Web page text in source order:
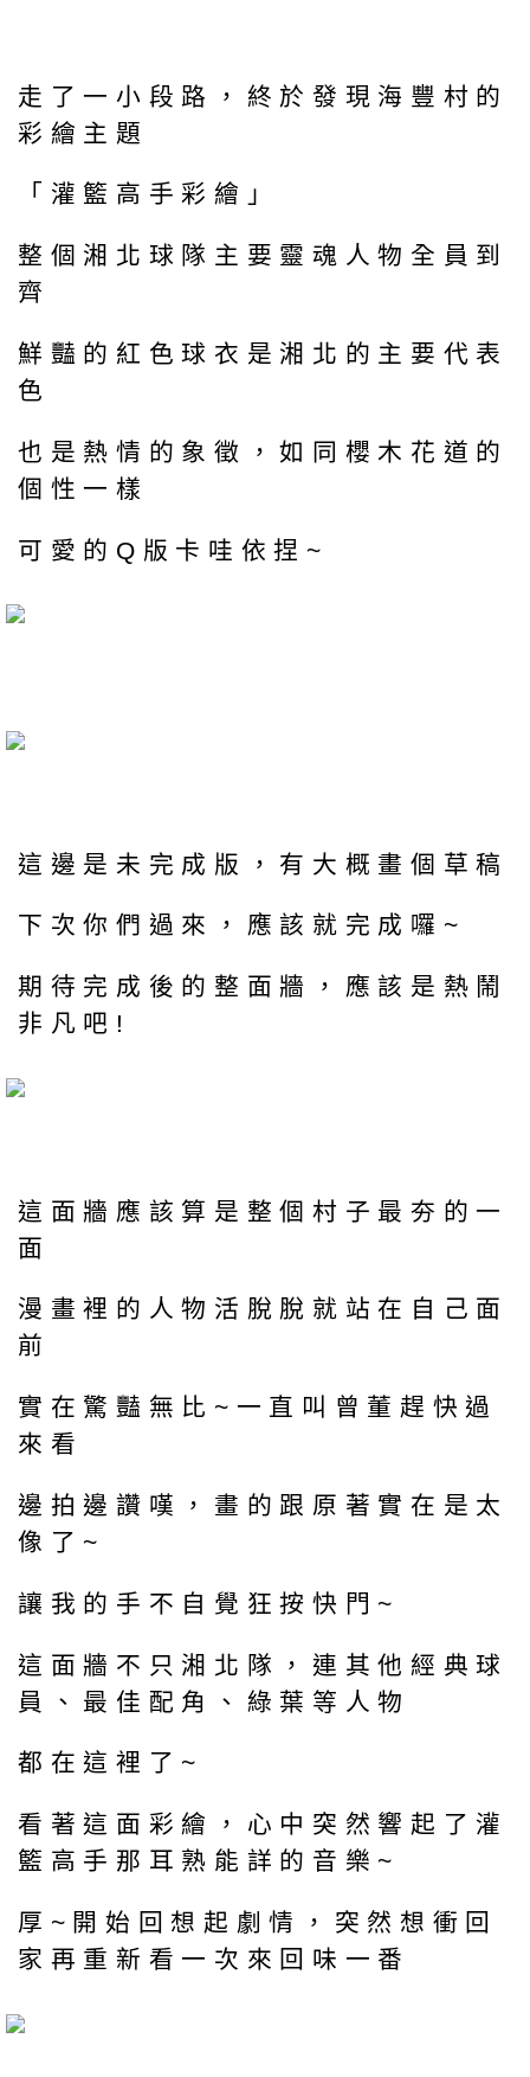
走了一小段路，終於發現海豐村的
彩繪主題
「灌籃高手彩繪」
整個湘北球隊主要靈魂人物全員到
齊
鮮豔的紅色球衣是湘北的主要代表
色
也是熱情的象徵，如同櫻木花道的
個性一樣
可愛的Q版卡哇依捏~
這邊是未完成版，有大概畫個草稿
下次你們過來，應該就完成囉~
期待完成後的整面牆，應該是熱鬧
非凡吧!
這面牆應該算是整個村子最夯的一
面
漫畫裡的人物活脫脫就站在自己面
前
實在驚豔無比~一直叫曾董趕快過
來看
邊拍邊讚嘆，畫的跟原著實在是太
像了~
讓我的手不自覺狂按快門~
這面牆不只湘北隊，連其他經典球
員、最佳配角、綠葉等人物
都在這裡了~
看著這面彩繪，心中突然響起了灌
籃高手那耳熟能詳的音樂~
厚~開始回想起劇情，突然想衝回
家再重新看一次來回味一番